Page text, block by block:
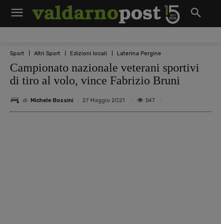
Sport Altri Sport Edizioni locali Laterina Pergine
Campionato nazionale veterani sportivi
di tiro al volo, vince Fabrizio Bruni
di Michele Bossini 27 Maggio 2021 547